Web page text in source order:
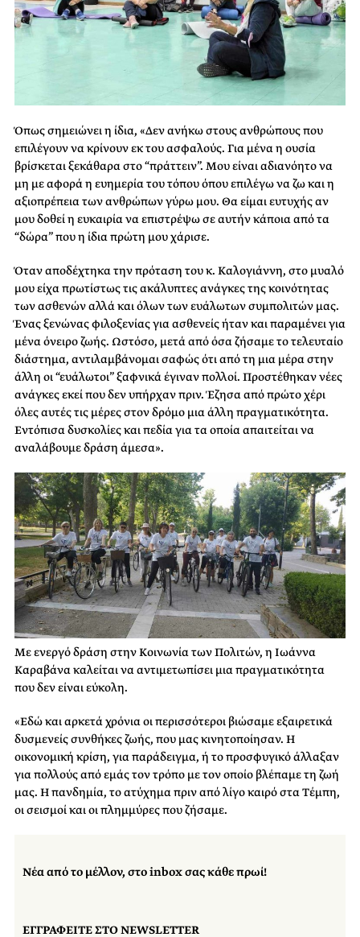
Όπως σημειώνει η ίδια, «Δεν ανήκω στους ανθρώπους που
επιλέγουν να κρίνουν εκ του ασφαλούς. Για μένα η ουσία
βρίσκεται ξεκάθαρα στο “πράττειν”. Μου είναι αδιανόητο να
μη με αφορά η ευημερία του τόπου όπου επιλέγω να ζω και η
αξιοπρέπεια των ανθρώπων γύρω μου. Θα είμαι ευτυχής αν
μου δοθεί η ευκαιρία να επιστρέψω σε αυτήν κάποια από τα
“δώρα” που η ίδια πρώτη μου χάρισε.
Όταν αποδέχτηκα την πρόταση του κ. Καλογιάννη, στο μυαλό
μου είχα πρωτίστως τις ακάλυπτες ανάγκες της κοινότητας
των ασθενών αλλά και όλων των ευάλωτων συμπολιτών μας.
Ένας ξενώνας φιλοξενίας για ασθενείς ήταν και παραμένει για
μένα όνειρο ζωής. Ωστόσο, μετά από όσα ζήσαμε το τελευταίο
διάστημα, αντιλαμβάνομαι σαφώς ότι από τη μια μέρα στην
άλλη οι “ευάλωτοι” ξαφνικά έγιναν πολλοί. Προστέθηκαν νέες
ανάγκες εκεί που δεν υπήρχαν πριν. Έζησα από πρώτο χέρι
όλες αυτές τις μέρες στον δρόμο μια άλλη πραγματικότητα.
Εντόπισα δυσκολίες και πεδία για τα οποία απαιτείται να
αναλάβουμε δράση άμεσα».
Με ενεργό δράση στην Κοινωνία των Πολιτών, η Ιωάννα
Καραβάνα καλείται να αντιμετωπίσει μια πραγματικότητα
που δεν είναι εύκολη.
«Εδώ και αρκετά χρόνια οι περισσότεροι βιώσαμε εξαιρετικά
δυσμενείς συνθήκες ζωής, που μας κινητοποίησαν. Η
οικονομική κρίση, για παράδειγμα, ή το προσφυγικό άλλαξαν
για πολλούς από εμάς τον τρόπο με τον οποίο βλέπαμε τη ζωή
μας. Η πανδημία, το ατύχημα πριν από λίγο καιρό στα Τέμπη,
οι σεισμοί και οι πλημμύρες που ζήσαμε.
Νέα από το μέλλον, στο inbox σας κάθε πρωί!
ΕΓΓΡΑΦΕΙΤΕ ΣΤΟ NEWSLETTER